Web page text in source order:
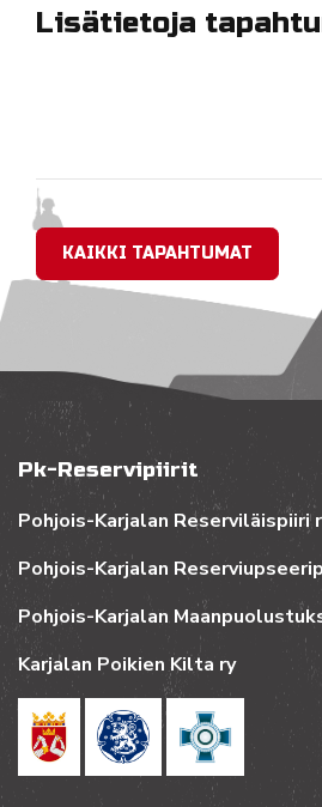
Lisätietoja
KAIKKI TAPAHTUMAT
Pk-Reservipiirit
Pohjois-Karjalan Reserviläispiiri
Pohjois-Karjalan
Pohjois-Karjalan
Karjalan Poikien Kilta ry